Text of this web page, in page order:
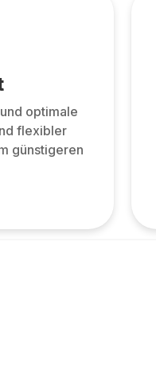
optimale
flexibler
günstigeren